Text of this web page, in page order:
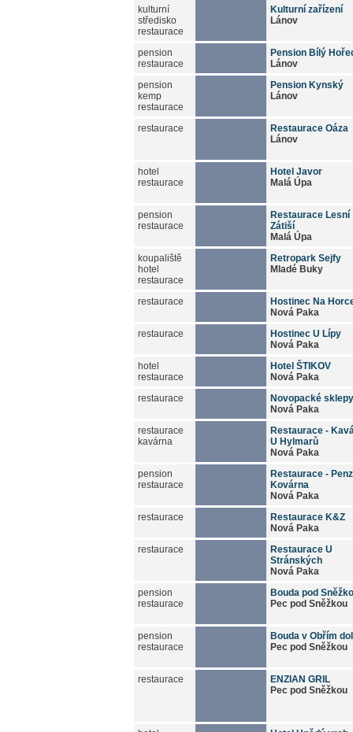
kulturní
středisko
restaurace
Kulturní zařízení
Lánov
pension
restaurace
Pension Bílý
Lánov
pension
kemp
restaurace
Pension Kynský
Lánov
restaurace
Restaurace Oáza
Lánov
hotel
restaurace
Hotel Javor
Malá Úpa
pension
restaurace
Restaurace Lesní
Zátiší
Malá Úpa
koupaliště
hotel
restaurace
Retropark Sejfy
Mladé Buky
restaurace
Hostinec Na
Nová Paka
restaurace
Hostinec U Lípy
Nová Paka
hotel
restaurace
Hotel ŠTIKOV
Nová Paka
restaurace
Novopacké sklepy
Nová Paka
restaurace
kavárna
Restaurace -
U Hylmarů
Nová Paka
pension
restaurace
Restaurace -
Kovárna
Nová Paka
restaurace
Restaurace K&Z
Nová Paka
restaurace
Restaurace U
Stránských
Nová Paka
pension
restaurace
Bouda pod
Pec pod Sněžkou
pension
restaurace
Bouda v Obřím
Pec pod Sněžkou
restaurace
ENZIAN GRIL
Pec pod Sněžkou